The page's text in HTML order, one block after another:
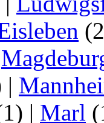
|
| Marl